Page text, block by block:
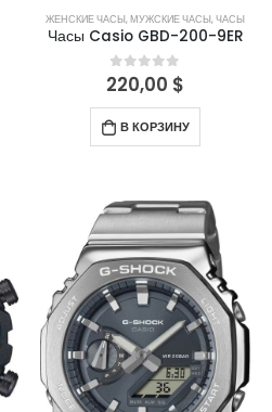
ЖЕНСКИЕ ЧАСЫ,МУЖСКИЕ ЧАСЫ,ЧАСЫ
Часы Casio GBD-200-9ER
0out of 5
220,00 $
В КОРЗИНУ